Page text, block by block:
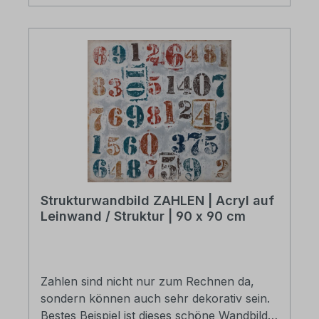
Strukturwandbild ZAHLEN | Acryl auf
Leinwand / Struktur | 90 x 90 cm
Zahlen sind nicht nur zum Rechnen da,
sondern können auch sehr dekorativ sein.
Bestes Beispiel ist dieses schöne Wandbild,